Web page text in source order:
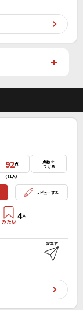
92点
(91人）
点数を
つける
レビューする
4人